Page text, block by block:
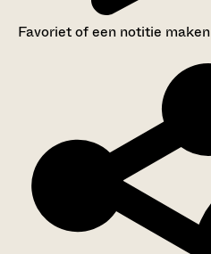
Favoriet of een notitie maken